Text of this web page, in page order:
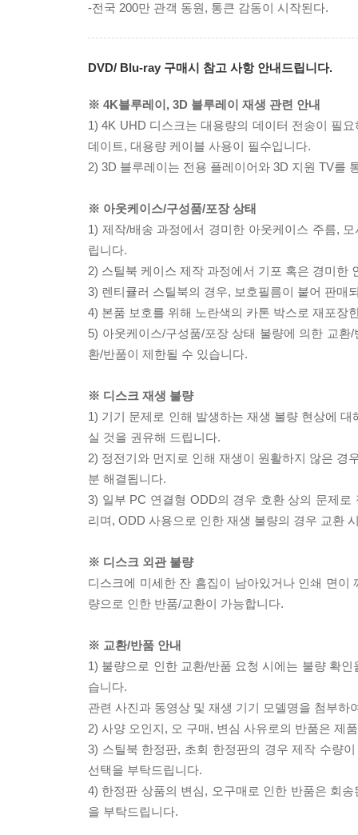
-전국 200만 관객 동원, 통큰 감동이 시작된다.
DVD/ Blu-ray 구매시 참고 사항 안내드립니다.
※ 4K블루레이, 3D 블루레이 재생 관련 안내
1) 4K UHD 디스크는 대용량의 데이터 전송이 필
데이트, 대용량 케이블 사용이 필수입니다.
2) 3D 블루레이는 전용 플레이어와 3D 지원 TV를
※ 아웃케이스/구성품/포장 상태
1) 제작/배송 과정에서 경미한 아웃케이스 주름,
립니다.
2) 스틸북 케이스 제작 과정에서 기포 혹은 경미한
3) 렌티큘러 스틸북의 경우, 보호필름이 붙어 판매
4) 본품 보호를 위해 노란색의 카톤 박스로 재포장
5) 아웃케이스/구성품/포장 상태 불량에 의한 교
환/반품이 제한될 수 있습니다.
※ 디스크 재생 불량
1) 기기 문제로 인해 발생하는 재생 불량 현상에
실 것을 권유해 드립니다.
2) 정전기와 먼지로 인해 재생이 원활하지 않은 경
분 해결됩니다.
3) 일부 PC 연결형 ODD의 경우 호환 상의 문제
리며, ODD 사용으로 인한 재생 불량의 경우 교환
※ 디스크 외관 불량
디스크에 미세한 잔 흠집이 남아있거나 인쇄 면
량으로 인한 반품/교환이 가능합니다.
※ 교환/반품 안내
1) 불량으로 인한 교환/반품 요청 시에는 불량 확
습니다.
관련 사진과 동영상 및 재생 기기 모델명을 첨부하
2) 사양 오인지, 오 구매, 변심 사유로의 반품은 제
3) 스틸북 한정판, 초회 한정판의 경우 제작 수량
선택을 부탁드립니다.
4) 한정판 상품의 변심, 오구매로 인한 반품은 회
을 부탁드립니다.